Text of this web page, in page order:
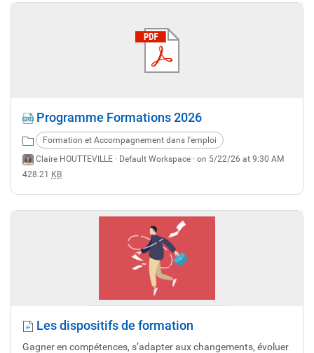
Programme Formations 2026
Formation et Accompagnement dans l'emploi
Claire HOUTTEVILLE · Default Workspace · on 5/22/26 at 9:30 AM
428.21
KB
Les dispositifs de formation
Gagner en compétences, s’adapter aux changements, évoluer